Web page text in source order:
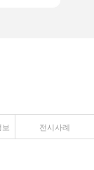
전시사례